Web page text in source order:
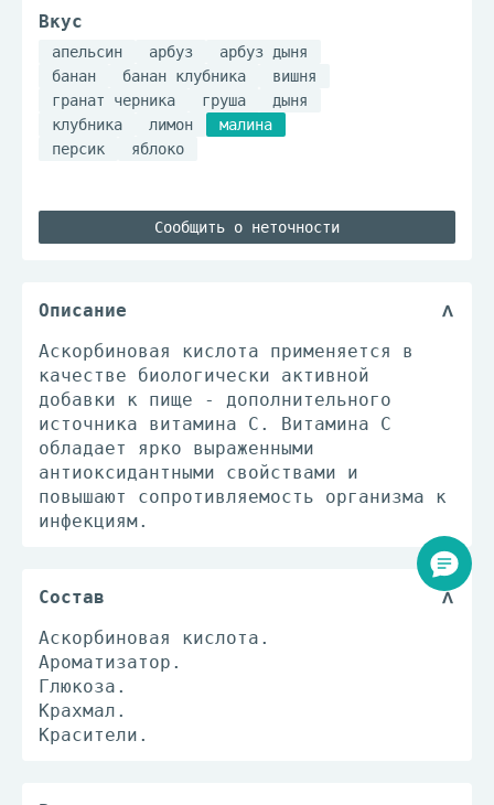
Вкус
апельсин арбуз
арбуз дыня
банан
банан клубника
вишня
гранат черника
груша
дыня
клубника
лимон
малина
персик
яблоко
Сообщить о неточности
Описание
Аскорбиновая кислота применяется в
качестве биологически активной
добавки к пище - дополнительного
источника витамина С. Витамина С
обладает ярко выраженными
антиоксидантными свойствами и
повышают сопротивляемость организма к
инфекциям.
Состав
Аскорбиновая кислота.
Ароматизатор.
Глюкоза.
Крахмал.
Красители.